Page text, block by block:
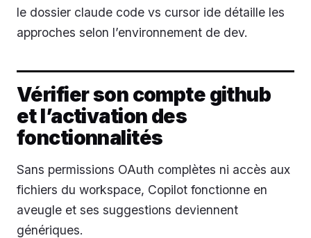
le dossier claude code vs cursor ide détaille les
approches selon l’environnement de dev.
Vérifier son compte github
et l’activation des
fonctionnalités
Sans permissions OAuth complètes ni accès aux
fichiers du workspace, Copilot fonctionne en
aveugle et ses suggestions deviennent
génériques.